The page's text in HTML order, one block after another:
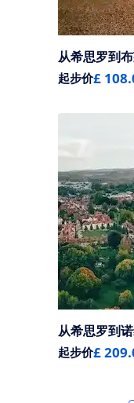
从希思罗到
起步价£
从希思罗到
起步价£